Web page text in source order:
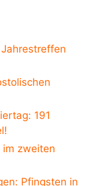
191
zweiten
Pfingsten in